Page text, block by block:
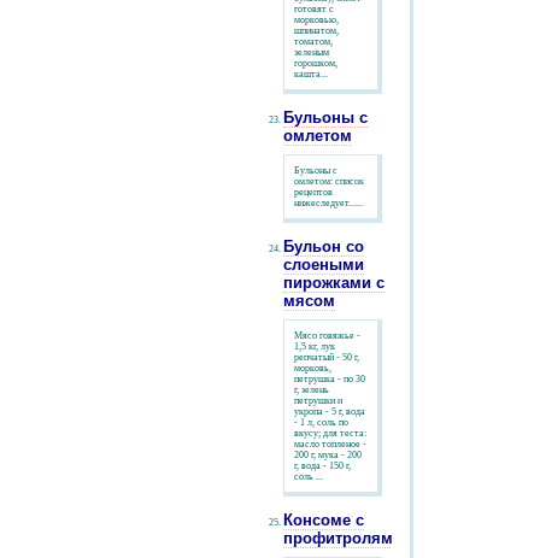
готовят с
морковью,
шпинатом,
томатом,
зеленым
горошком,
кашта...
Бульоны с
омлетом
Бульоны с
омлетом: список
рецептов
нижеследует......
Бульон со
слоеными
пирожками с
мясом
Мясо говяжье -
1,5 кг, лук
репчатый - 50 г,
морковь,
петрушка - по 30
г, зелень
петрушки и
укропа - 5 г, вода
- 1 л, соль по
вкусу; для теста:
масло топленое -
200 г, мука - 200
г, вода - 150 г,
соль ...
Консоме с
профитролями